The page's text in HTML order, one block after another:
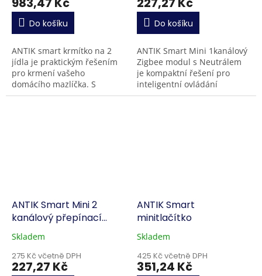
Do košíku
ANTIK smart krmítko na 2
jídla je praktickým řešením
pro krmení vašeho
domácího mazlíčka. S
automatickým podáváním
Do košíku
ANTIK Smart Mini 1kanálový
Zigbee modul s Neutrálem
je kompaktní řešení pro
inteligentní ovládání
jednoho světelného okruhu
ANTIK Smart Mini 2
kanálový přepínací
modul Zigbee
Skladem
275 Kč včetně DPH
227,27 Kč
ANTIK Smart
minitlačítko
Skladem
425 Kč včetně DPH
351,24 Kč